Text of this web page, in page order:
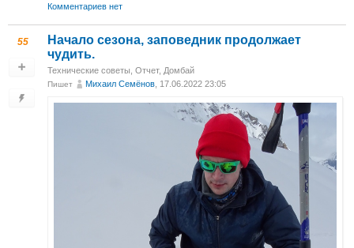
Комментариев нет
55
Начало сезона, заповедник продолжает
чудить.
Технические советы Отчет, Домбай
Пишет Михаил Cемёнов , 17.06.2022 23:05